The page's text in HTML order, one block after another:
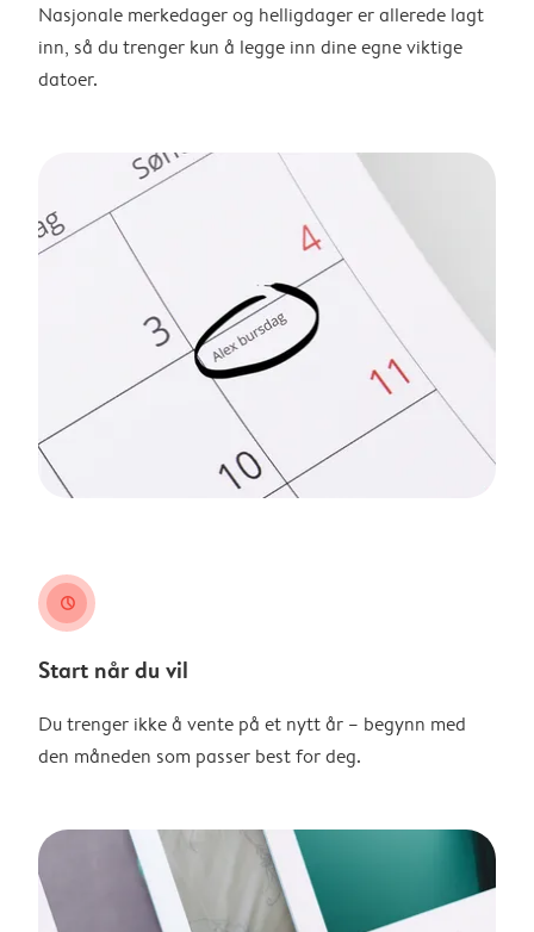
Nasjonale merkedager og helligdager er allerede lagt
inn, så du trenger kun å legge inn dine egne viktige
datoer.
clock
Start når du vil
Du trenger ikke å vente på et nytt år – begynn med
den måneden som passer best for deg.